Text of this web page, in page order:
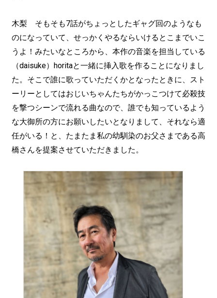
木梨 そもそも7話がちょっとしたギャグ回のようなも
のになっていて、せっかくやるならいけるとこまでいこ
うよ！みたいなところから、本作の音楽を担当している
（daisuke）horitaと一緒に挿入歌を作ることになりまし
た。そこで誰に歌っていただくかとなったときに、スト
ーリーとしてはおじいちゃんたちがかっこつけて必殺技
を撃つシーンで流れる曲なので、誰でも知っているよう
な大御所の方にお願いしたいとなりまして、それなら適
任がいる！と、たまたま私の幼馴染のお父さまである高
橋さんを提案させていただきました。